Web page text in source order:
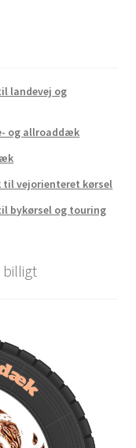
landevej og
og allroaddæk
til vejorienteret kørsel
bykørsel og touring